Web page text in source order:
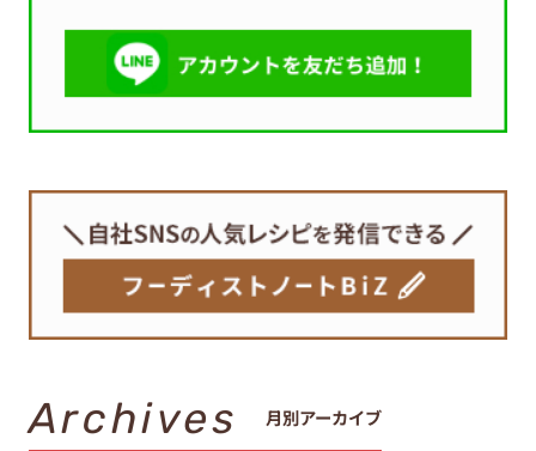
Archives 月別アーカイブ